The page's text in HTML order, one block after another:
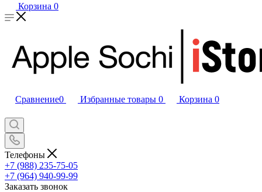
Корзина 0
Сравнение0 Избранные товары 0 Корзина 0
Телефоны
+7 (988) 235-75-05
+7 (964) 940-99-99
Заказать звонок